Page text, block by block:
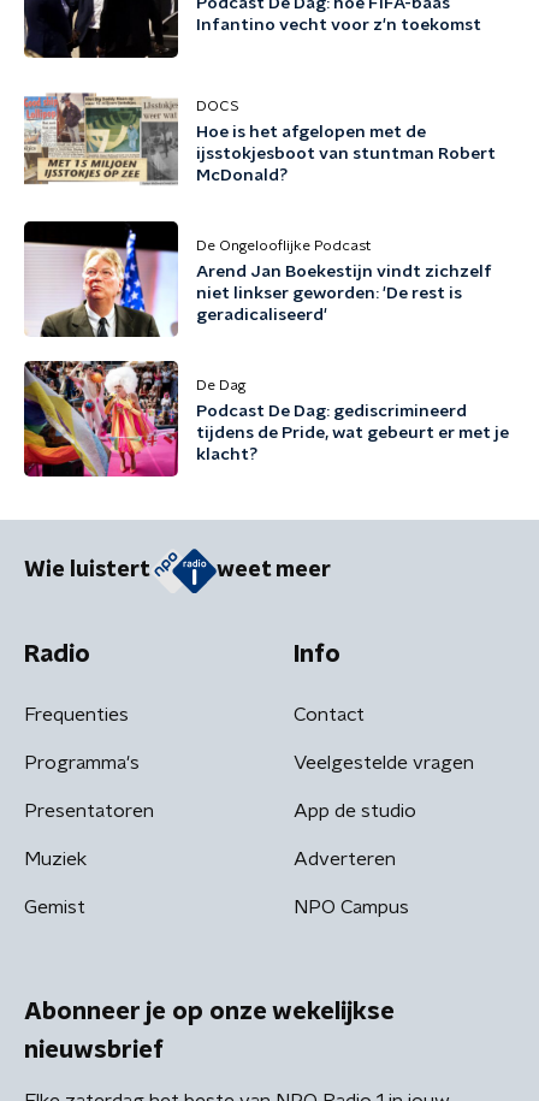
Podcast De Dag: hoe FIFA-baas
Infantino vecht voor z'n toekomst
DOCS
Hoe is het afgelopen met de
ijsstokjesboot van stuntman Robert
McDonald?
De Ongelooflijke Podcast
Arend Jan Boekestijn vindt zichzelf
niet linkser geworden: 'De rest is
geradicaliseerd'
De Dag
Podcast De Dag: gediscrimineerd
tijdens de Pride, wat gebeurt er met je
klacht?
Wie luistert weet meer
Radio
Frequenties
Programma's
Presentatoren
Muziek
Gemist
Info
Contact
Veelgestelde vragen
App de studio
Adverteren
NPO Campus
Abonneer je op onze wekelijkse
nieuwsbrief